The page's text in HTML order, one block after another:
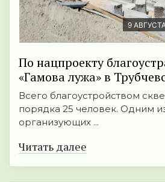
9
По нацпроекту
«Гамова лужа» в
Всего благоустройством
порядка 25 человек. Одним
организующих ...
Читать далее